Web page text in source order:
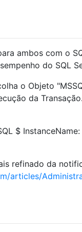
ambos com o
do SQL
o Objeto
da
$
refinado da
articles/